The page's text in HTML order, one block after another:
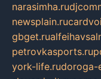
narasimha.ru
newsplain.ru
gbget.ru
petrovkasports.ru
york-life.rudoroga-